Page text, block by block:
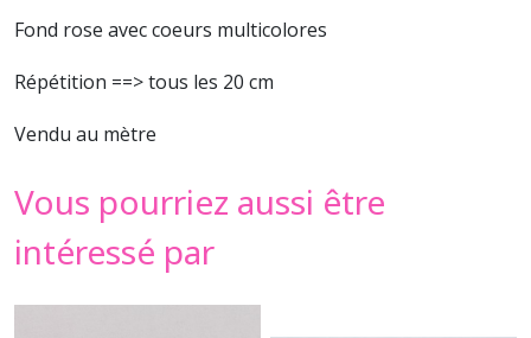
Fond rose avec coeurs multicolores
Répétition ==> tous les 20 cm
Vendu au mètre
Vous pourriez aussi être
intéressé par